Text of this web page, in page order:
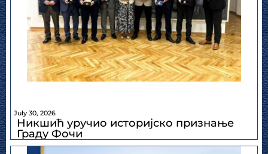
July 30, 2026
Никшић уручио историјско признање
Граду Фочи